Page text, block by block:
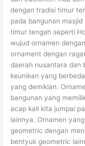
dengan tradisi timur
pada bangunan
timur tengah seperti
wujud ornamen
ornament dengan
daerah nusantara dan
keunikan yang
yang demikian.
bangunan yang
acap kali kita jumpai
lainnya. Ornamen
geometric dengan
bentyuk geometric